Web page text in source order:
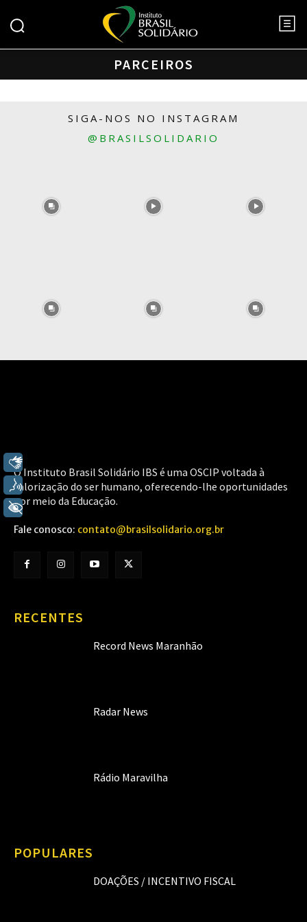
PARCEIROS
SIGA-NOS NO INSTAGRAM
@BRASILSOLIDARIO
O Instituto Brasil Solidário IBS é uma OSCIP voltada à
valorização do ser humano, oferecendo-lhe oportunidades
por meio da Educação.
Fale conosco: contato@brasilsolidario.org.br
RECENTES
Record News Maranhão
Radar News
Rádio Maravilha
POPULARES
DOAÇÕES / INCENTIVO FISCAL
Voz
+ Acessibilidade